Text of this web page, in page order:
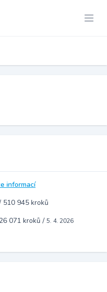
informací
510 945 kroků
26 071 kroků / 5. 4. 2026